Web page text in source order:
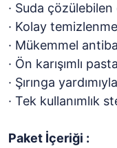
· Suda
· Kolay
· Mükemmel
· Ön karışımlı pasta
· Şırınga
· Tek kullanımlık
Paket İçeriği :